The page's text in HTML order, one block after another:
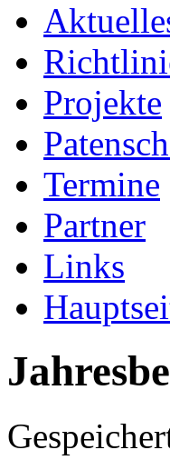
Projekte
Termine
Partner
Links